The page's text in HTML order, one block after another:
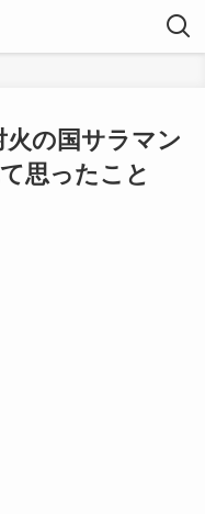
の国サラマン
思ったこと